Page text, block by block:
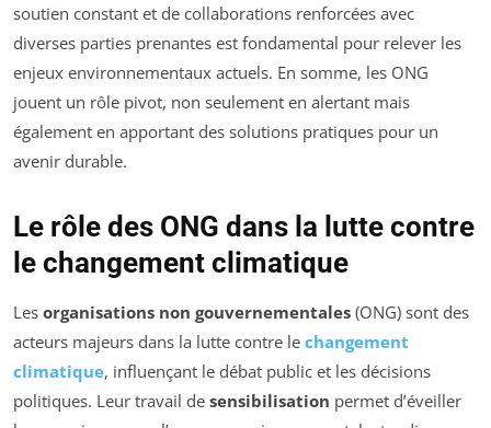
soutien constant et de collaborations renforcées avec
diverses parties prenantes est fondamental pour relever les
enjeux environnementaux actuels. En somme, les ONG
jouent un rôle pivot, non seulement en alertant mais
également en apportant des solutions pratiques pour un
avenir durable.
Le rôle des ONG dans la lutte contre
le changement climatique
Les organisations non gouvernementales (ONG) sont des
acteurs majeurs dans la lutte contre le changement
climatique, influençant le débat public et les décisions
politiques. Leur travail de sensibilisation permet d’éveiller